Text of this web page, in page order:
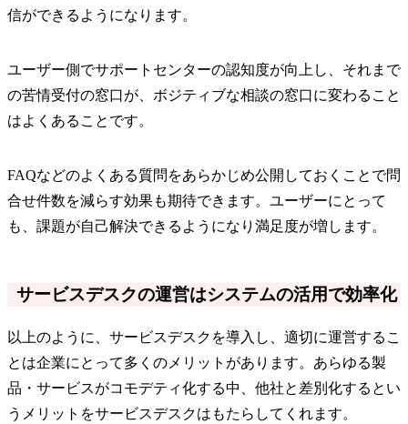
信ができるようになります。
ユーザー側でサポートセンターの認知度が向上し、それまで
の苦情受付の窓口が、ボジティブな相談の窓口に変わること
はよくあることです。
FAQなどのよくある質問をあらかじめ公開しておくことで問
合せ件数を減らす効果も期待できます。ユーザーにとって
も、課題が自己解決できるようになり満足度が増します。
サービスデスクの運営はシステムの活用で効率化
以上のように、サービスデスクを導入し、適切に運営するこ
とは企業にとって多くのメリットがあります。あらゆる製
品・サービスがコモデティ化する中、他社と差別化するとい
うメリットをサービスデスクはもたらしてくれます。